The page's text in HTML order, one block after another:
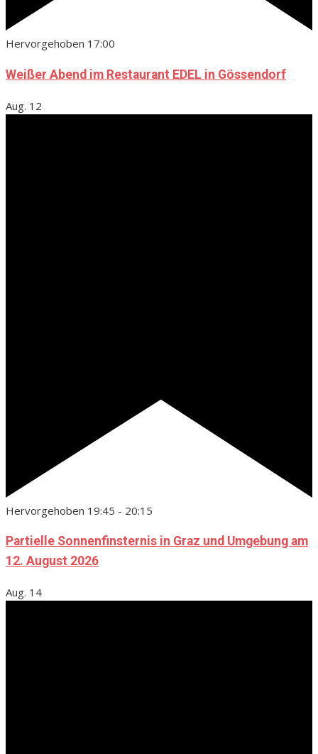
Hervorgehoben 17:00
Weißer Abend im Restaurant EDEL in Gössendorf
Aug. 12
Hervorgehoben 19:45 - 20:15
Partielle Sonnenfinsternis in Graz und Umgebung am
12. August 2026
Aug. 14